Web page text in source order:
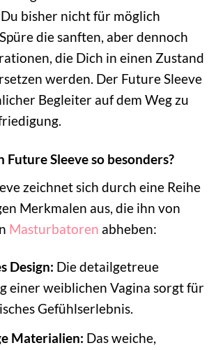
bisher nicht für möglich
die sanften, aber dennoch
die Dich in einen Zustand
werden. Der Future Sleeve
Begleiter auf dem Weg zu
Future Sleeve so besonders?
zeichnet sich durch eine Reihe
Merkmalen aus, die ihn von
Masturbatoren abheben:
Design: Die detailgetreue
einer weiblichen Vagina sorgt für
Gefühlserlebnis.
Materialien: Das weiche,